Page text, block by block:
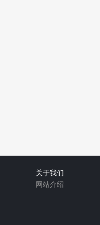
关于我们
网站介绍